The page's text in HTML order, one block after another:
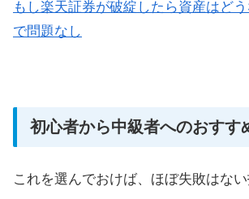
もし楽天証券が破綻したら資産はど
で問題なし
初心者から中級者へのおすす
これを選んでおけば、ほぼ失敗はない